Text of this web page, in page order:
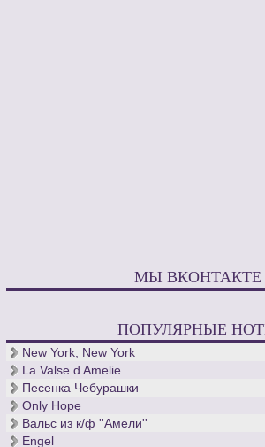
МЫ ВКОНТАКТЕ
ПОПУЛЯРНЫЕ
New York, New York
La Valse d Amelie
Песенка Чебурашки
Only Hope
Вальс из к/ф ''Амели''
Engel